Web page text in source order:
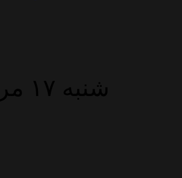
شنبه ۱۷ مرداد ۱۴۰۵